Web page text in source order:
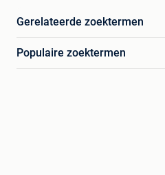
Gerelateerde zoektermen
Populaire zoektermen